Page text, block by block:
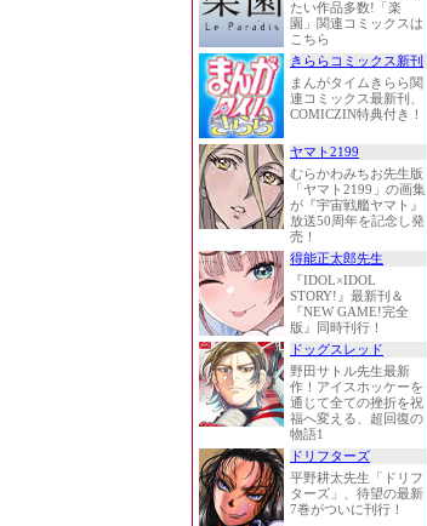
たい作品多数!「楽
園」関連コミックスは
こちら
きららコミックス新刊
まんがタイムきらら関
連コミックス最新刊、
COMICZIN特典付き！
ヤマト2199
むらかわみちお先生版
「ヤマト2199」の画集
が『宇宙戦艦ヤマト』
放送50周年を記念し発
売！
得能正太郎先生
『IDOL×IDOL
STORY!』最新刊＆
『NEW GAME!完全
版』同時刊行！
ドッグスレッド
野田サトル先生最新
作！アイスホッケーを
通じて全ての挫折を祝
福へ変える、超回復の
物語1
ドリフターズ
平野耕太先生「ドリフ
ターズ」、待望の最新
7巻がついに刊行！